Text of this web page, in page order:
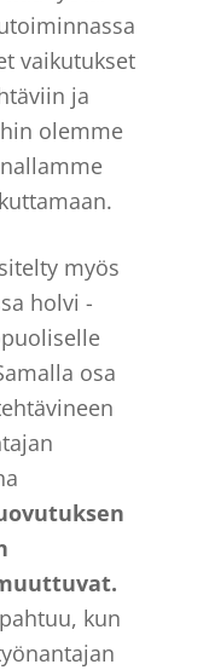
vaikutukset
ja
olemme
myös
holvi -
osa
kun